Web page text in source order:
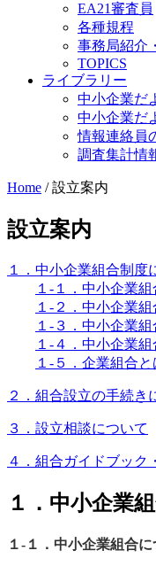
EA21審査員
各種規程
事務局紹介
TOPICS
ライブラリー
中小企業だ
中小企業だ
情報連絡員
調査集計情
Home /設立案内
設立案内
１．中小企業組合制度
１-１．中小企業
１-２．中小企業
１-３．中小企業
１-４．中小企業
１-５．企業組合と
２．組合設立の手続き
３．設立相談について
４．組合ガイドブック
１．中小企業
１-１．中小企業組合に